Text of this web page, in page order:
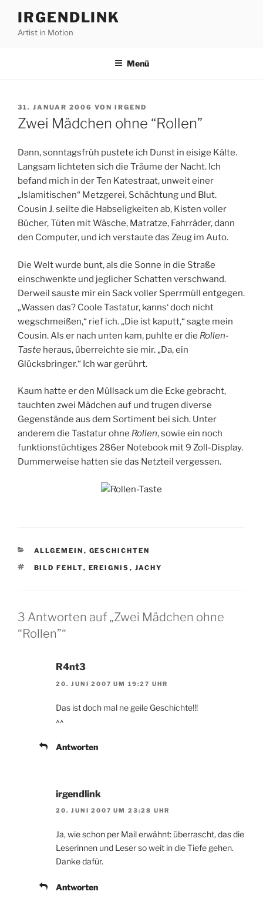
Inhalt
springen
IRGENDLINK
Artist in Motion
Menü
VERÖFFENTLICHT
AM
31. JANUAR 2006 VON IRGEND
Zwei Mädchen ohne “Rollen”
Dann, sonntagsfrüh pustete ich Dunst in eisige Kälte.
Langsam lichteten sich die Träume der Nacht. Ich
befand mich in der Ten Katestraat, unweit einer
„Islamitischen“ Metzgerei, Schächtung und Blut.
Cousin J. seilte die Habseligkeiten ab, Kisten voller
Bücher, Tüten mit Wäsche, Matratze, Fahrräder, dann
den Computer, und ich verstaute das Zeug im Auto.
Die Welt wurde bunt, als die Sonne in die Straße
einschwenkte und jeglicher Schatten verschwand.
Derweil sauste mir ein Sack voller Sperrmüll entgegen.
„Wassen das? Coole Tastatur, kanns‘ doch nicht
wegschmeißen,“ rief ich. „Die ist kaputt,“ sagte mein
Cousin. Als er nach unten kam, puhlte er die Rollen-
Taste heraus, überreichte sie mir. „Da, ein
Glücksbringer.“ Ich war gerührt.
Kaum hatte er den Müllsack um die Ecke gebracht,
tauchten zwei Mädchen auf und trugen diverse
Gegenstände aus dem Sortiment bei sich. Unter
anderem die Tastatur ohne Rollen, sowie ein noch
funktionstüchtiges 286er Notebook mit 9 Zoll-Display.
Dummerweise hatten sie das Netzteil vergessen.
KATEGORIEN
ALLGEMEIN , GESCHICHTEN
SCHLAGWÖRTER
BILD FEHLT, EREIGNIS , JACHY
3 Antworten auf „Zwei Mädchen ohne
“Rollen”“
R4nt3
20. JUNI 2007 UM 19:27 UHR
Das ist doch mal ne geile Geschichte!!!
^^
Antworten
irgendlink
20. JUNI 2007 UM 23:28 UHR
Ja, wie schon per Mail erwähnt: überrascht, das die
Leserinnen und Leser so weit in die Tiefe gehen.
Danke dafür.
Antworten